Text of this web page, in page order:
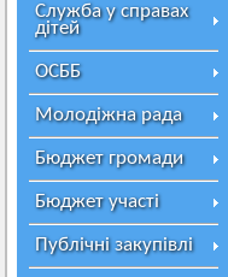
Служба у справах
дітей
ОСББ
Молодіжна рада
Бюджет громади
Бюджет участі
Публічні закупівлі